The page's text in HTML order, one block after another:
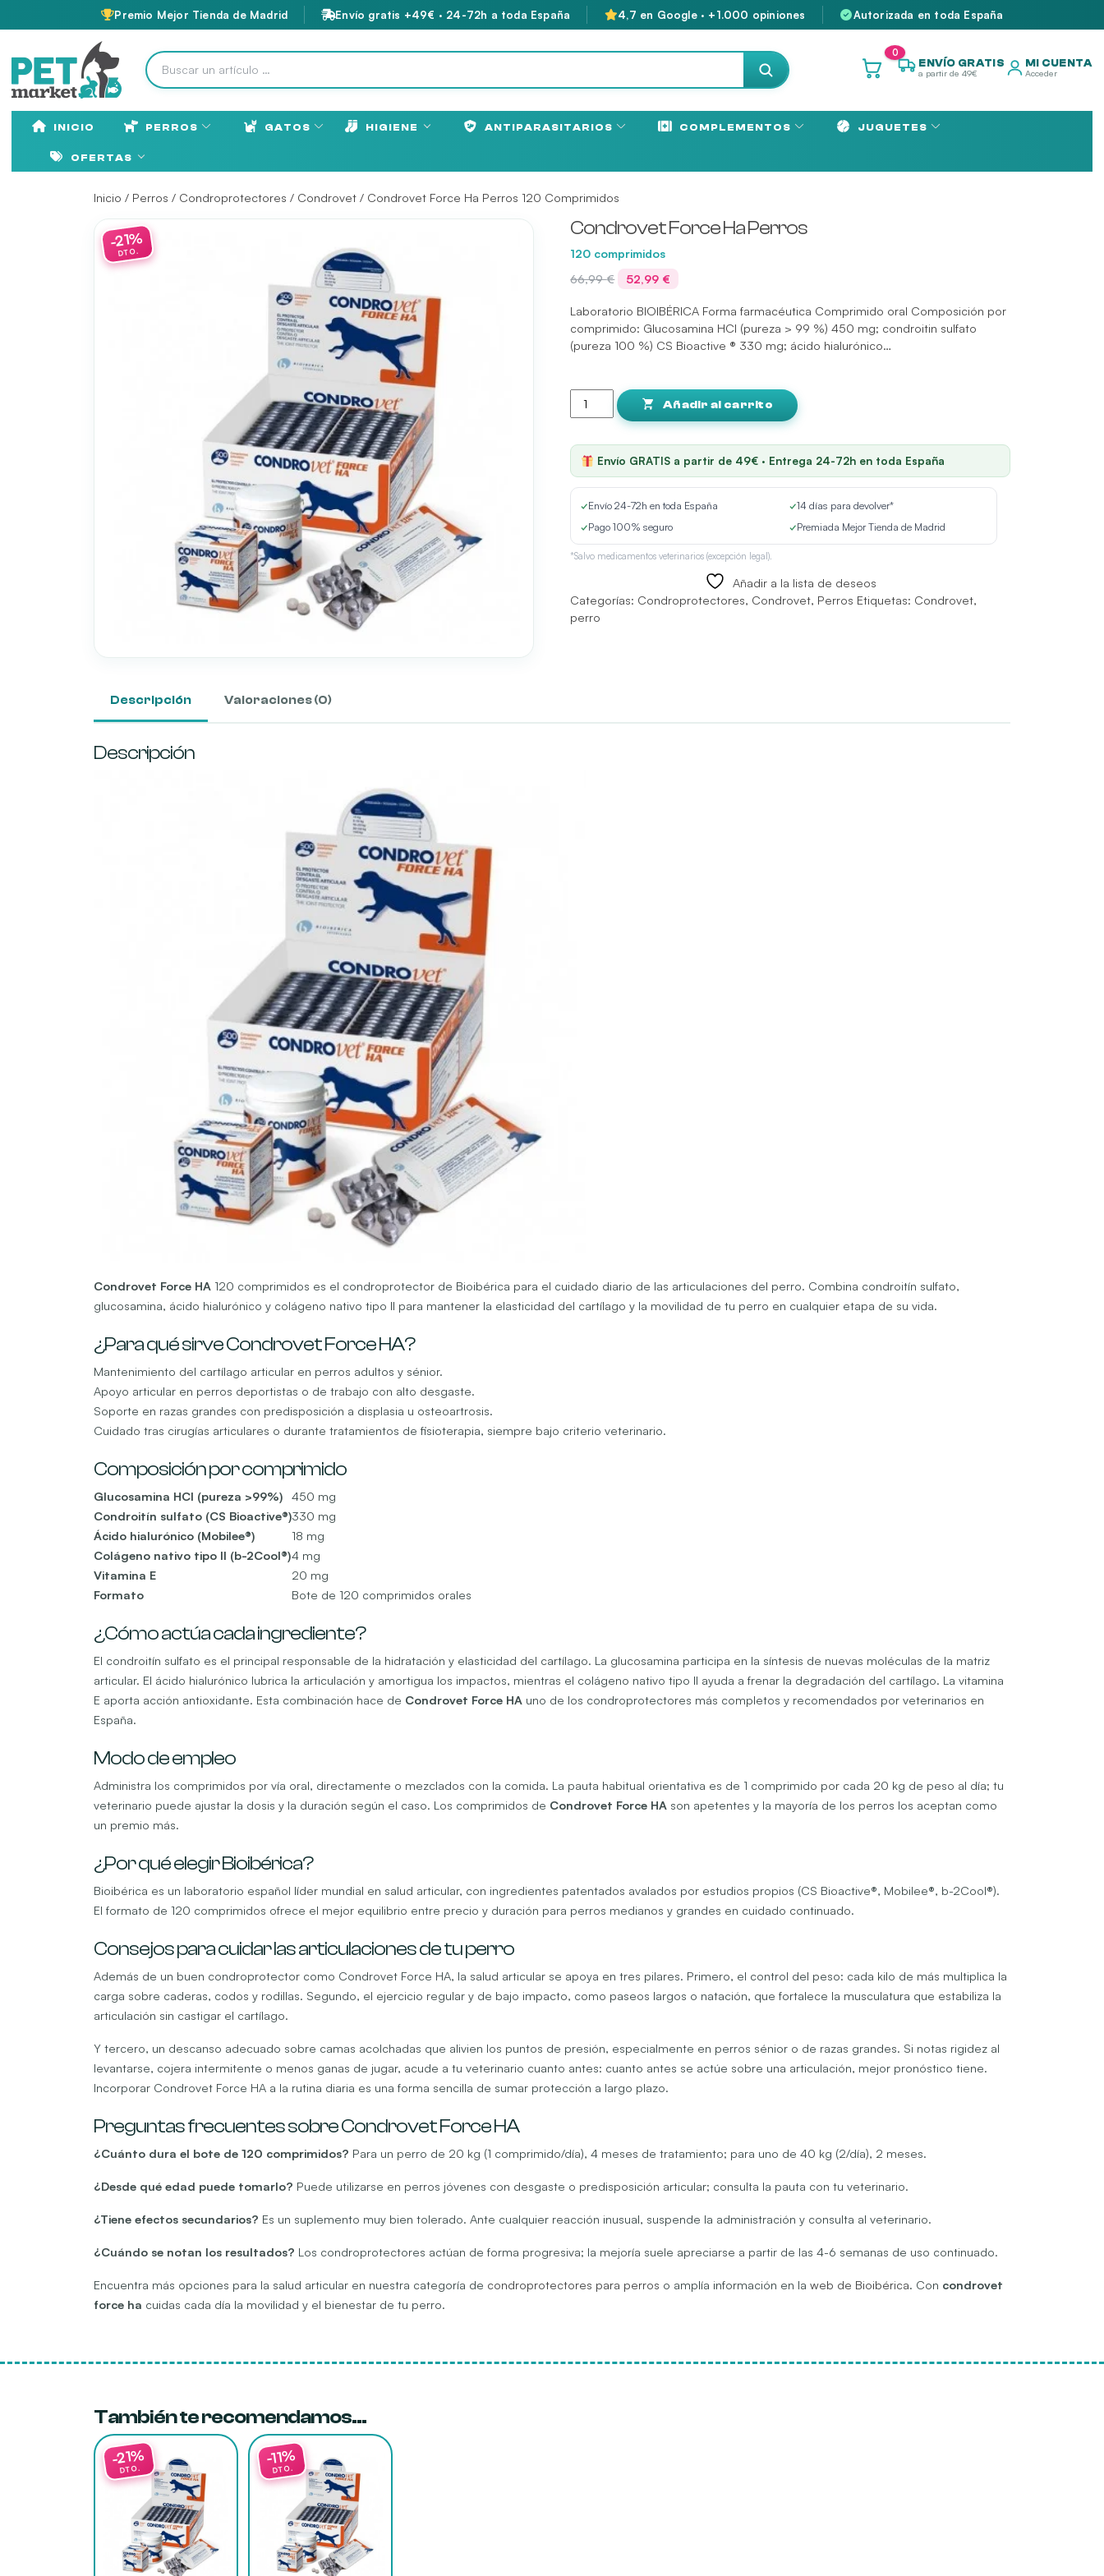
Premio Mejor Tienda de Madrid Envío gratis +49€ · 24-72h a toda España 4,7 en Google · +1.000 opiniones Autorizada en toda España
0
ENVÍO GRATIS
a partir de 49€
MI CUENTA
Acceder
INICIO PERROS GATOS HIGIENE ANTIPARASITARIOS COMPLEMENTOS JUGUETES
OFERTAS
Inicio / Perros / Condroprotectores / Condrovet / Condrovet Force Ha Perros 120 Comprimidos
Condrovet Force Ha Perros
120 comprimidos
66,99€ El
precio
original
era:
66,99 €.
52,99 € El
actual
es:
52,99 €.
Laboratorio BIOIBÉRICA Forma farmacéutica Comprimido oral Composición por
comprimido: Glucosamina HCI (pureza > 99 %) 450 mg; condroitin sulfato
(pureza 100 %) CS Bioactive ® 330 mg; ácido hialurónico…
Force
Ha
120
Comprimidos
cantidad
Añadir al carrito
Envío GRATIS a partir de 49€ · Entrega 24-72h en toda España
✓Envío 24-72h en toda España ✓14 días para devolver*
✓Pago 100% seguro ✓Premiada Mejor Tienda de Madrid
*Salvo medicamentos veterinarios (excepción legal).
Añadir a la lista de deseos
Categorías: Condroprotectores, Condrovet, Perros Etiquetas: Condrovet,
perro
Descripción Valoraciones (0)
Descripción
Condrovet Force HA 120 comprimidos es el condroprotector de Bioibérica para el cuidado diario de las articulaciones del perro. Combina condroitín sulfato,
glucosamina, ácido hialurónico y colágeno nativo tipo II para mantener la elasticidad del cartílago y la movilidad de tu perro en cualquier etapa de su vida.
¿Para qué sirve Condrovet Force HA?
Mantenimiento del cartílago articular en perros adultos y sénior.
Apoyo articular en perros deportistas o de trabajo con alto desgaste.
Soporte en razas grandes con predisposición a displasia u osteoartrosis.
Cuidado tras cirugías articulares o durante tratamientos de fisioterapia, siempre bajo criterio veterinario.
Composición por comprimido
Glucosamina HCl (pureza >99%)
450 mg
Condroitín sulfato (CS Bioactive®)330 mg
Ácido hialurónico (Mobilee®)
18 mg
Colágeno nativo tipo II (b-2Cool®)4 mg
Vitamina E
20 mg
Formato
Bote de 120 comprimidos orales
¿Cómo actúa cada ingrediente?
El condroitín sulfato es el principal responsable de la hidratación y elasticidad del cartílago. La glucosamina participa en la síntesis de nuevas moléculas de la matriz
articular. El ácido hialurónico lubrica la articulación y amortigua los impactos, mientras el colágeno nativo tipo II ayuda a frenar la degradación del cartílago. La vitamina
E aporta acción antioxidante. Esta combinación hace de Condrovet Force HA uno de los condroprotectores más completos y recomendados por veterinarios en
España.
Modo de empleo
Administra los comprimidos por vía oral, directamente o mezclados con la comida. La pauta habitual orientativa es de 1 comprimido por cada 20 kg de peso al día; tu
veterinario puede ajustar la dosis y la duración según el caso. Los comprimidos de Condrovet Force HA son apetentes y la mayoría de los perros los aceptan como
un premio más.
¿Por qué elegir Bioibérica?
Bioibérica es un laboratorio español líder mundial en salud articular, con ingredientes patentados avalados por estudios propios (CS Bioactive®, Mobilee®, b-2Cool®).
El formato de 120 comprimidos ofrece el mejor equilibrio entre precio y duración para perros medianos y grandes en cuidado continuado.
Consejos para cuidar las articulaciones de tu perro
Además de un buen condroprotector como Condrovet Force HA, la salud articular se apoya en tres pilares. Primero, el control del peso: cada kilo de más multiplica la
carga sobre caderas, codos y rodillas. Segundo, el ejercicio regular y de bajo impacto, como paseos largos o natación, que fortalece la musculatura que estabiliza la
articulación sin castigar el cartílago.
Y tercero, un descanso adecuado sobre camas acolchadas que alivien los puntos de presión, especialmente en perros sénior o de razas grandes. Si notas rigidez al
levantarse, cojera intermitente o menos ganas de jugar, acude a tu veterinario cuanto antes: cuanto antes se actúe sobre una articulación, mejor pronóstico tiene.
Incorporar Condrovet Force HA a la rutina diaria es una forma sencilla de sumar protección a largo plazo.
Preguntas frecuentes sobre Condrovet Force HA
¿Cuánto dura el bote de 120 comprimidos? Para un perro de 20 kg (1 comprimido/día), 4 meses de tratamiento; para uno de 40 kg (2/día), 2 meses.
¿Desde qué edad puede tomarlo? Puede utilizarse en perros jóvenes con desgaste o predisposición articular; consulta la pauta con tu veterinario.
¿Tiene efectos secundarios? Es un suplemento muy bien tolerado. Ante cualquier reacción inusual, suspende la administración y consulta al veterinario.
¿Cuándo se notan los resultados? Los condroprotectores actúan de forma progresiva; la mejoría suele apreciarse a partir de las 4-6 semanas de uso continuado.
Encuentra más opciones para la salud articular en nuestra categoría de condroprotectores para perros o amplía información en la web de Bioibérica. Con condrovet
force ha cuidas cada día la movilidad y el bienestar de tu perro.
También te recomendamos…